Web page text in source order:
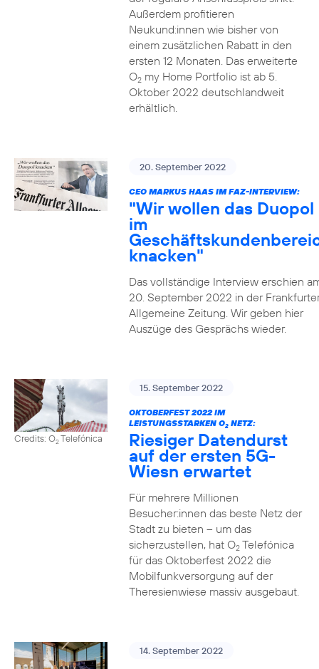
Außerdem profitieren
Neukund:innen wie bisher von
einem zusätzlichen Rabatt in den
ersten 12 Monaten. Das erweiterte
O2my Home Portfolio ist ab 5.
Oktober 2022 deutschlandweit
erhältlich.
20. September 2022
CEO MARKUS HAAS IM FAZ-INTERVIEW:
"Wir wollen das Duopol
im
knacken"
Das vollständige Interview erschien
20. September 2022 in der
Allgemeine Zeitung. Wir geben hier
Auszüge des Gesprächs wieder.
Credits: O2Telefónica
15. September 2022
OKTOBERFEST 2022 IM
LEISTUNGSSTARKEN O2NETZ:
Riesiger Datendurst
auf der ersten 5G-
Wiesn erwartet
Für mehrere Millionen
Besucher:innen das beste Netz der
Stadt zu bieten – um das
sicherzustellen, hat O2Telefónica
für das Oktoberfest 2022 die
Mobilfunkversorgung auf der
Theresienwiese massiv ausgebaut.
14. September 2022